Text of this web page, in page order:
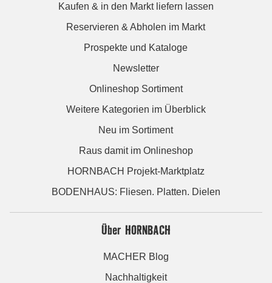
Kaufen & in den Markt liefern lassen
Reservieren & Abholen im Markt
Prospekte und Kataloge
Newsletter
Onlineshop Sortiment
Weitere Kategorien im Überblick
Neu im Sortiment
Raus damit im Onlineshop
HORNBACH Projekt-Marktplatz
BODENHAUS: Fliesen. Platten. Dielen
Über HORNBACH
MACHER Blog
Nachhaltigkeit